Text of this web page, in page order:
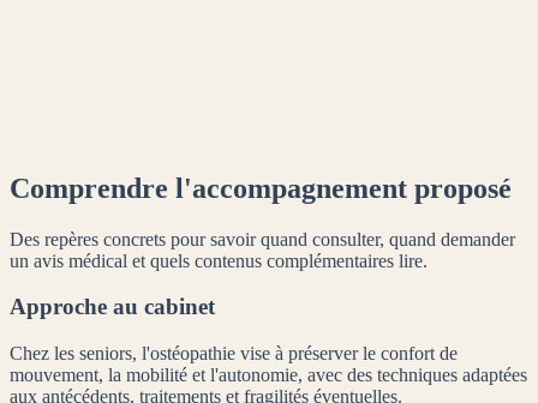
Comprendre l'accompagnement proposé
Des repères concrets pour savoir quand consulter, quand demander
un avis médical et quels contenus complémentaires lire.
Approche au cabinet
Chez les seniors, l'ostéopathie vise à préserver le confort de
mouvement, la mobilité et l'autonomie, avec des techniques adaptées
aux antécédents, traitements et fragilités éventuelles.